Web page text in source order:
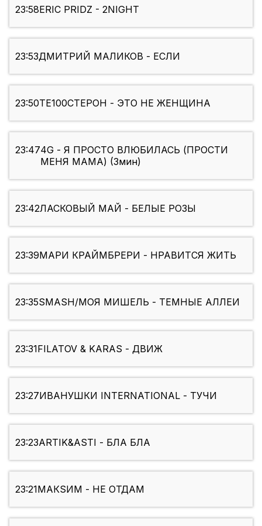
23:58ERIC PRIDZ - 2NIGHT
23:53ДМИТРИЙ МАЛИКОВ - ЕСЛИ
23:50ТЕ100СТЕРОН - ЭТО НЕ ЖЕНЩИНА
23:474G - Я ПРОСТО ВЛЮБИЛАСЬ (ПРОСТИ
МЕНЯ МАМА) (3мин)
23:42ЛАСКОВЫЙ МАЙ - БЕЛЫЕ РОЗЫ
23:39МАРИ КРАЙМБРЕРИ - НРАВИТСЯ ЖИТЬ
23:35SMASH/МОЯ МИШЕЛЬ - ТЕМНЫЕ АЛЛЕИ
23:31FILATOV & KARAS - ДВИЖ
23:27ИВАНУШКИ INTERNATIONAL - ТУЧИ
23:23ARTIK&ASTI - БЛА БЛА
23:21МАКSИМ - НЕ ОТДАМ